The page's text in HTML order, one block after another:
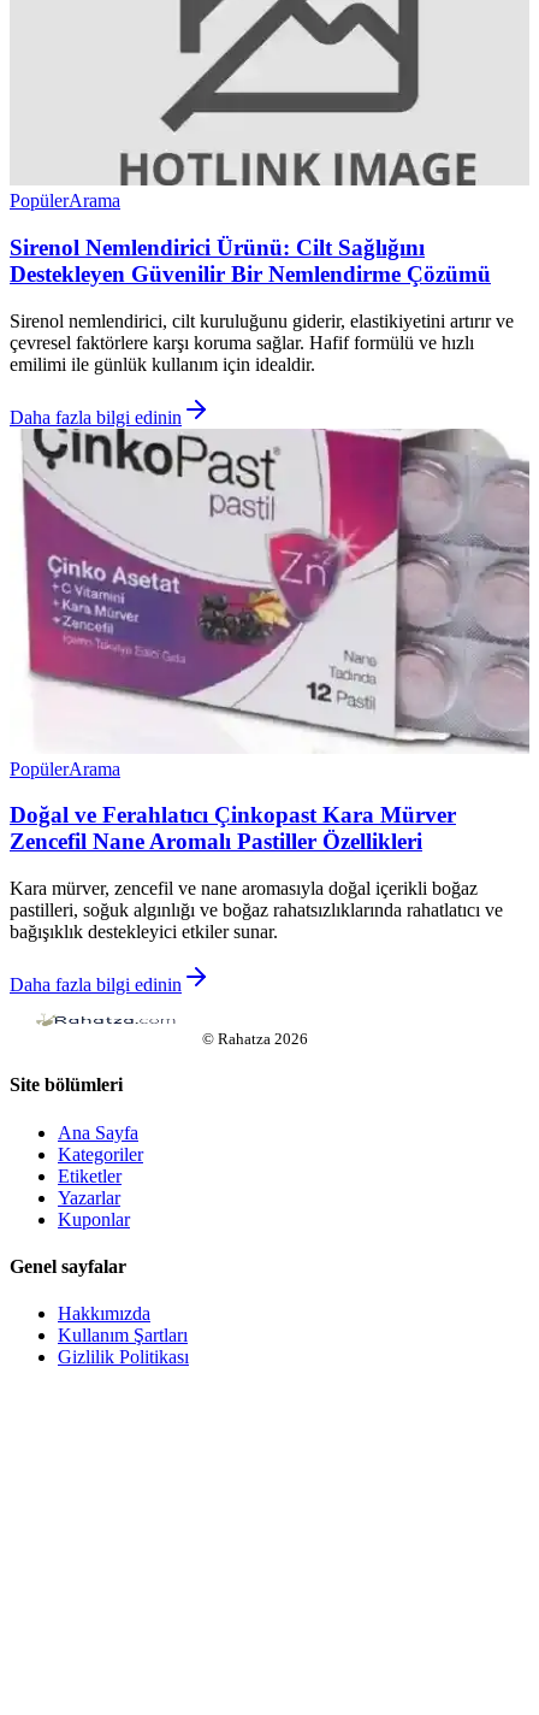
PopülerArama
Sirenol Nemlendirici Ürünü: Cilt Sağlığını
Destekleyen Güvenilir Bir Nemlendirme Çözümü
Sirenol nemlendirici, cilt kuruluğunu giderir, elastikiyetini artırır ve
çevresel faktörlere karşı koruma sağlar. Hafif formülü ve hızlı
emilimi ile günlük kullanım için idealdir.
Daha fazla bilgi edinin
PopülerArama
Doğal ve Ferahlatıcı Çinkopast Kara Mürver
Zencefil Nane Aromalı Pastiller Özellikleri
Kara mürver, zencefil ve nane aromasıyla doğal içerikli boğaz
pastilleri, soğuk algınlığı ve boğaz rahatsızlıklarında rahatlatıcı ve
bağışıklık destekleyici etkiler sunar.
Daha fazla bilgi edinin
© Rahatza 2026
Site bölümleri
Ana Sayfa
Kategoriler
Etiketler
Yazarlar
Kuponlar
Genel sayfalar
Hakkımızda
Kullanım Şartları
Gizlilik Politikası